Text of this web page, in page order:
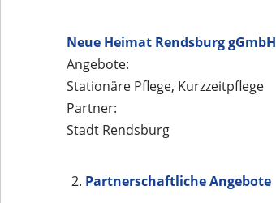
Neue Heimat Rendsburg gGmbH
Angebote:
Stationäre Pflege, Kurzzeitpflege
Partner:
Stadt Rendsburg
Partnerschaftliche Angebote